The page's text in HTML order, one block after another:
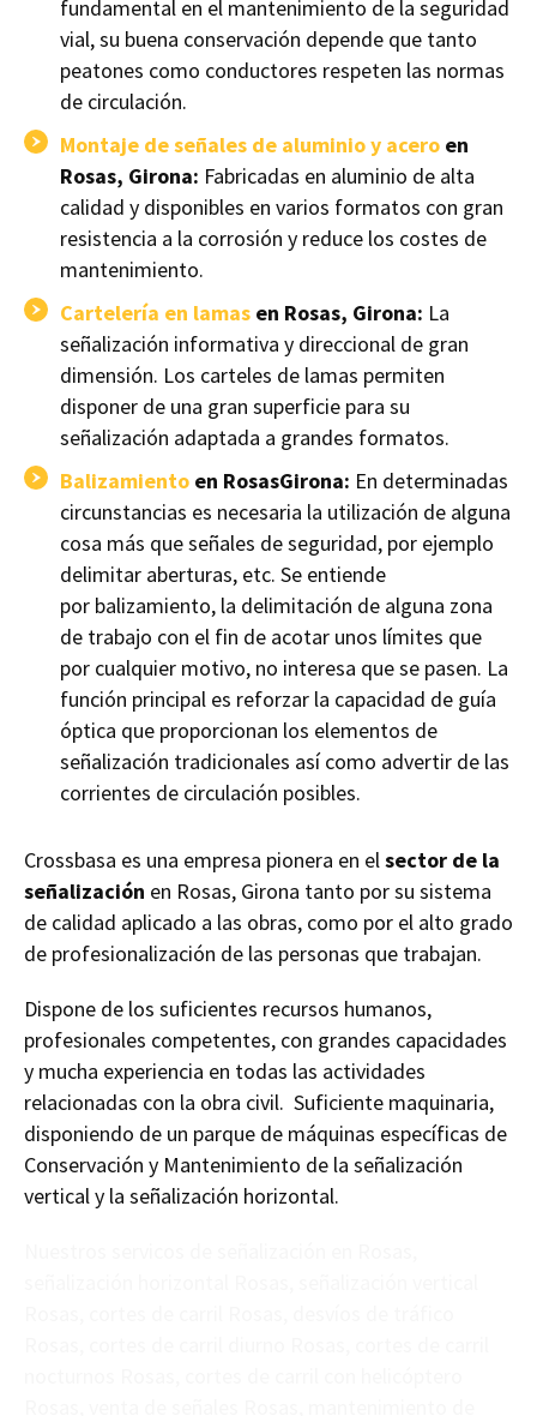
fundamental en el mantenimiento de la seguridad
vial, su buena conservación depende que tanto
peatones como conductores respeten las normas
de circulación.
Montaje de señales de aluminio y acero en
Rosas, Girona: Fabricadas en aluminio de alta
calidad y disponibles en varios formatos con gran
resistencia a la corrosión y reduce los costes de
mantenimiento.
Cartelería en lamas en Rosas, Girona: La
señalización informativa y direccional de gran
dimensión. Los carteles de lamas permiten
disponer de una gran superficie para su
señalización adaptada a grandes formatos.
Balizamiento en RosasGirona: En determinadas
circunstancias es necesaria la utilización de alguna
cosa más que señales de seguridad, por ejemplo
delimitar aberturas, etc. Se entiende
por balizamiento, la delimitación de alguna zona
de trabajo con el fin de acotar unos límites que
por cualquier motivo, no interesa que se pasen. La
función principal es reforzar la capacidad de guía
óptica que proporcionan los elementos de
señalización tradicionales así como advertir de las
corrientes de circulación posibles.
Crossbasa es una empresa pionera en elsector de la
señalización en Rosas, Girona tanto por su sistema
de calidad aplicado a las obras, como por el alto grado
de profesionalización de las personas que trabajan.
Dispone de los suficientes recursos humanos,
profesionales competentes, con grandes capacidades
y mucha experiencia en todas las actividades
relacionadas con la obra civil. Suficiente maquinaria,
disponiendo de un parque de máquinas específicas de
Conservación y Mantenimiento de la señalización
vertical y la señalización horizontal.